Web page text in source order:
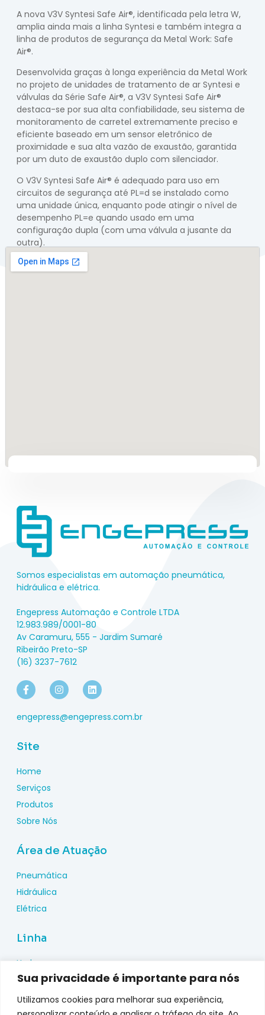
Sua privacidade é importante para nós
Utilizamos cookies para melhorar sua experiência,
A nova V3V Syntesi Safe Air®, identificada pela letra W,
amplia ainda mais a linha Syntesi e também integra a
linha de produtos de segurança da Metal Work: Safe
Air®.
Desenvolvida graças à longa experiência da Metal Work
no projeto de unidades de tratamento de ar Syntesi e
válvulas da Série Safe Air®, a V3V Syntesi Safe Air®
destaca-se por sua alta confiabilidade, seu sistema de
monitoramento de carretel extremamente preciso e
eficiente baseado em um sensor eletrônico de
proximidade e sua alta vazão de exaustão, garantida
por um duto de exaustão duplo com silenciador.
O V3V Syntesi Safe Air® é adequado para uso em
circuitos de segurança até PL=d se instalado como
uma unidade única, enquanto pode atingir o nível de
desempenho PL=e quando usado em uma
configuração dupla (com uma válvula a jusante da
outra).
Somos especialistas em automação pneumática,
hidráulica e elétrica.
Engepress Automação e Controle LTDA
12.983.989/0001-80
Av Caramuru, 555 - Jardim Sumaré
Ribeirão Preto-SP
(16) 3237-7612
engepress@engepress.com.br
Site
Home
Serviços
Produtos
Sobre Nós
Área de Atuação
Pneumática
Hidráulica
Elétrica
Linha
Hydac
Wika
Pepperl Fuchs